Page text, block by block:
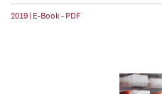
2019 | E-Book - PDF